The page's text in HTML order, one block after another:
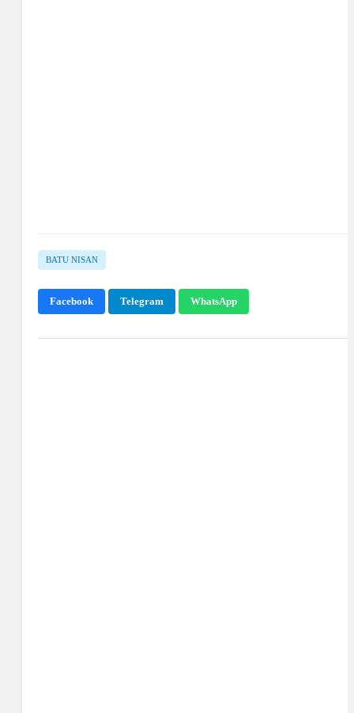
BATU NISAN
Facebook Telegram WhatsApp